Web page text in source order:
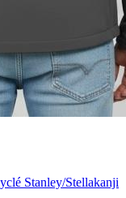
Stanley/Stellakanji